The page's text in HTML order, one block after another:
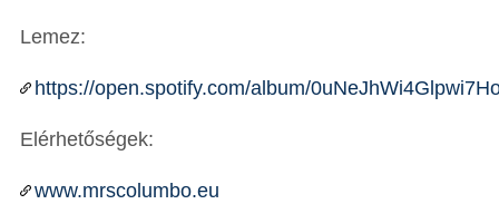
Lemez:
https://open.spotify.com/album/
Elérhetőségek:
www.mrscolumbo.eu